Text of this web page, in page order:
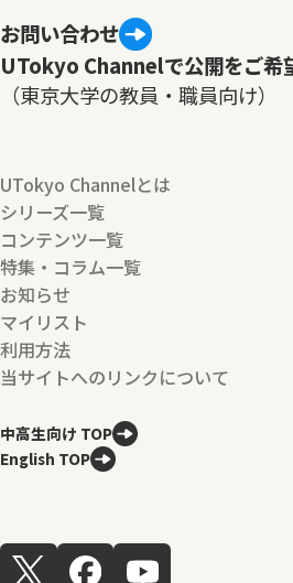
お問い合わせ
UTokyo Channelで公開をご希
（東京大学の教員・職員向け）
UTokyo Channelとは
シリーズ一覧
コンテンツ一覧
特集・コラム一覧
お知らせ
マイリスト
利用方法
当サイトへのリンクについて
中高生向け TOP
English TOP